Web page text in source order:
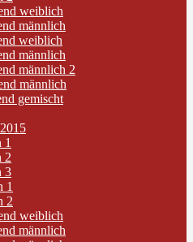
weiblich
männlich
weiblich
männlich
männlich 2
männlich
gemischt
1
2
3
1
2
weiblich
männlich